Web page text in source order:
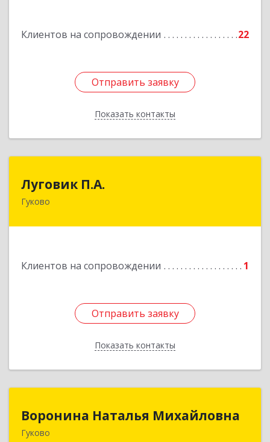
Клиентов на сопровождении 22
Отправить заявку
Показать контакты
Отправить заявку
Назад
Луговик П.А.
Гуково
Клиентов на сопровождении 1
Отправить заявку
Показать контакты
Отправить заявку
Назад
Воронина Наталья Михайловна
Гуково
Воронина Наталья Михайловна